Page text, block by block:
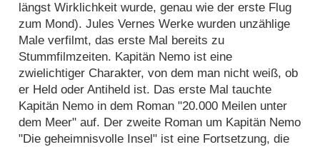
längst Wirklichkeit wurde, genau wie der erste Flug
zum Mond). Jules Vernes Werke wurden unzählige
Male verfilmt, das erste Mal bereits zu
Stummfilmzeiten. Kapitän Nemo ist eine
zwielichtiger Charakter, von dem man nicht weiß, ob
er Held oder Antiheld ist. Das erste Mal tauchte
Kapitän Nemo in dem Roman "20.000 Meilen unter
dem Meer" auf. Der zweite Roman um Kapitän Nemo
"Die geheimnisvolle Insel" ist eine Fortsetzung, die